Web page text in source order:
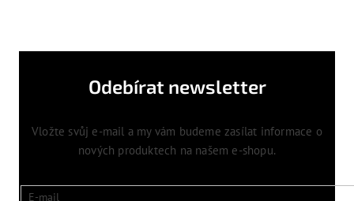
Odebírat newsletter
Vložte svůj e-mail a my vám budeme zasílat informace o
nových produktech na našem e-shopu.
E-mail